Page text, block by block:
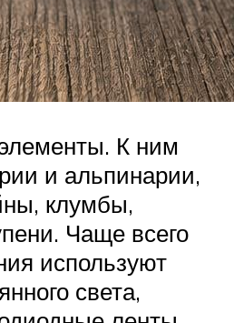
К ним
и альпинарии,
клумбы,
Чаще всего
используют
света,